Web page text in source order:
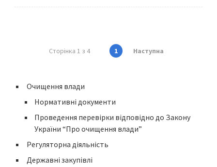
Сторінка 1 з 4 1 Наступна
Очищення влади
Нормативні документи
Проведення перевірки відповідно до Закону
України “Про очищення влади”
Регуляторна діяльність
Державні закупівлі